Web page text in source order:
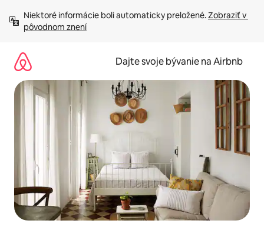
obsah.
Niektoré informácie boli automaticky preložené. Zobraziť v
pôvodnom znení
Dajte svoje bývanie na Airbnb